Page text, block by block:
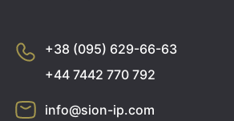
+38 (095) 629-66-63
+44 7442 770 792
info@sion-ip.com